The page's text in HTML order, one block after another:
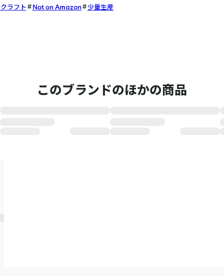
ラフト
Not on Amazon 少量生産
このブランドのほかの商品